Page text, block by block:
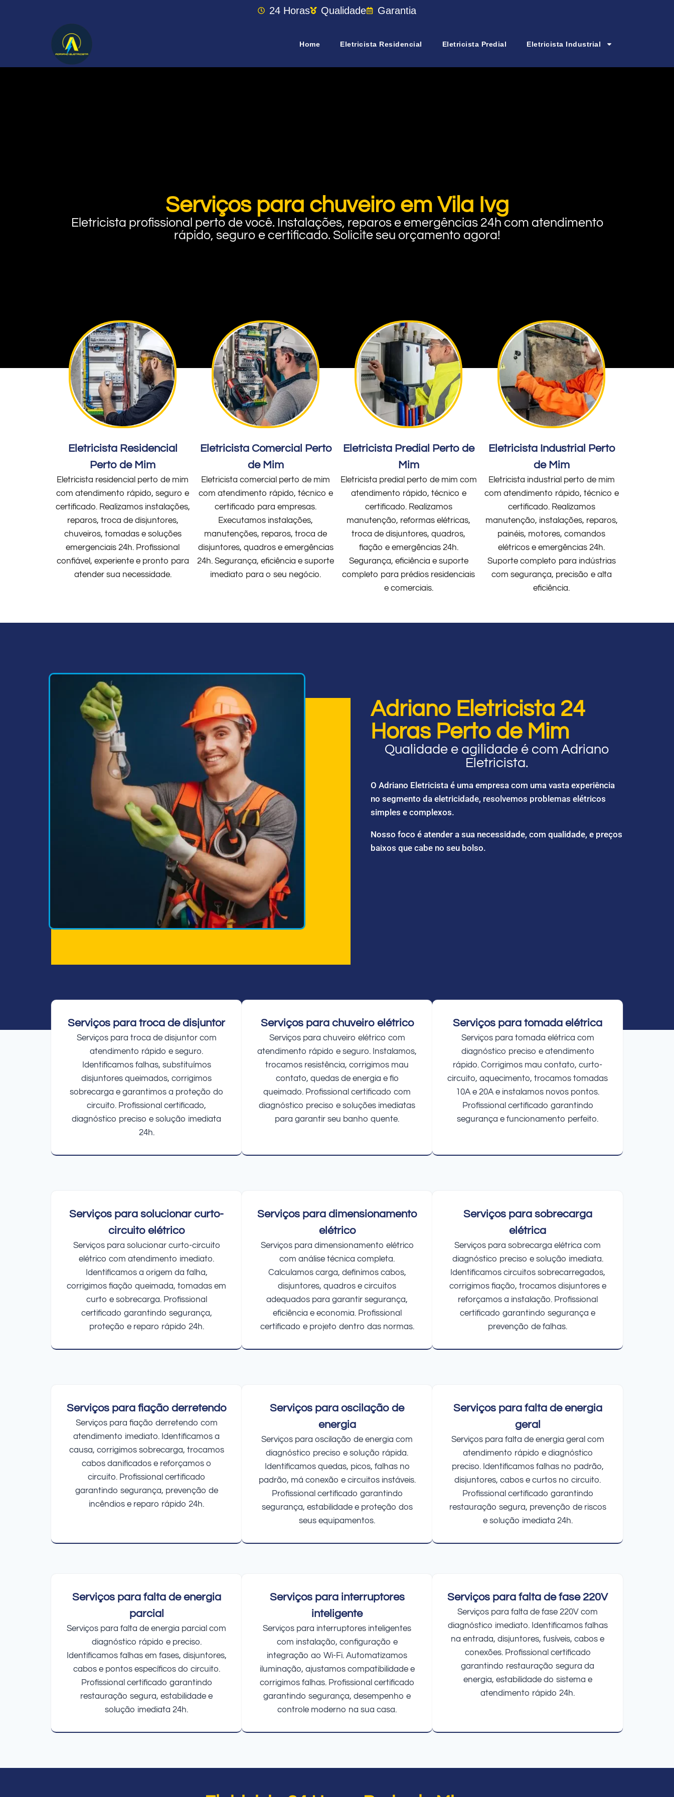
24 Horas Qualidade Garantia
Home Eletricista Residencial Eletricista Predial Eletricista Industrial
Serviços para chuveiro em Vila Ivg
Eletricista profissional perto de você. Instalações, reparos e emergências 24h com atendimento
rápido, seguro e certificado. Solicite seu orçamento agora!
Eletricista Residencial
Perto de Mim
Eletricista residencial perto de mim
com atendimento rápido, seguro e
certificado. Realizamos instalações,
reparos, troca de disjuntores,
chuveiros, tomadas e soluções
emergenciais 24h. Profissional
confiável, experiente e pronto para
atender sua necessidade.
Eletricista Comercial Perto
de Mim
Eletricista comercial perto de mim
com atendimento rápido, técnico e
certificado para empresas.
Executamos instalações,
manutenções, reparos, troca de
disjuntores, quadros e emergências
24h. Segurança, eficiência e suporte
imediato para o seu negócio.
Eletricista Predial Perto de
Mim
Eletricista predial perto de mim com
atendimento rápido, técnico e
certificado. Realizamos
manutenção, reformas elétricas,
troca de disjuntores, quadros,
fiação e emergências 24h.
Segurança, eficiência e suporte
completo para prédios residenciais
e comerciais.
Eletricista Industrial Perto
de Mim
Eletricista industrial perto de mim
com atendimento rápido, técnico e
certificado. Realizamos
manutenção, instalações, reparos,
painéis, motores, comandos
elétricos e emergências 24h.
Suporte completo para indústrias
com segurança, precisão e alta
eficiência.
Adriano Eletricista 24
Horas Perto de Mim
Qualidade e agilidade é com Adriano
Eletricista.
O Adriano Eletricista é uma empresa com uma vasta experiência
no segmento da eletricidade, resolvemos problemas elétricos
simples e complexos.
Nosso foco é atender a sua necessidade, com qualidade, e preços
baixos que cabe no seu bolso.
Serviços para troca de disjuntor
Serviços para troca de disjuntor com
atendimento rápido e seguro.
Identificamos falhas, substituímos
disjuntores queimados, corrigimos
sobrecarga e garantimos a proteção do
circuito. Profissional certificado,
diagnóstico preciso e solução imediata
24h.
Serviços para chuveiro elétrico
Serviços para chuveiro elétrico com
atendimento rápido e seguro. Instalamos,
trocamos resistência, corrigimos mau
contato, quedas de energia e fio
queimado. Profissional certificado com
diagnóstico preciso e soluções imediatas
para garantir seu banho quente.
Serviços para tomada elétrica
Serviços para tomada elétrica com
diagnóstico preciso e atendimento
rápido. Corrigimos mau contato, curto-
circuito, aquecimento, trocamos tomadas
10A e 20A e instalamos novos pontos.
Profissional certificado garantindo
segurança e funcionamento perfeito.
Serviços para solucionar curto-
circuito elétrico
Serviços para solucionar curto-circuito
elétrico com atendimento imediato.
Identificamos a origem da falha,
corrigimos fiação queimada, tomadas em
curto e sobrecarga. Profissional
certificado garantindo segurança,
proteção e reparo rápido 24h.
Serviços para dimensionamento
elétrico
Serviços para dimensionamento elétrico
com análise técnica completa.
Calculamos carga, definimos cabos,
disjuntores, quadros e circuitos
adequados para garantir segurança,
eficiência e economia. Profissional
certificado e projeto dentro das normas.
Serviços para sobrecarga
elétrica
Serviços para sobrecarga elétrica com
diagnóstico preciso e solução imediata.
Identificamos circuitos sobrecarregados,
corrigimos fiação, trocamos disjuntores e
reforçamos a instalação. Profissional
certificado garantindo segurança e
prevenção de falhas.
Serviços para fiação derretendo
Serviços para fiação derretendo com
atendimento imediato. Identificamos a
causa, corrigimos sobrecarga, trocamos
cabos danificados e reforçamos o
circuito. Profissional certificado
garantindo segurança, prevenção de
incêndios e reparo rápido 24h.
Serviços para oscilação de
energia
Serviços para oscilação de energia com
diagnóstico preciso e solução rápida.
Identificamos quedas, picos, falhas no
padrão, má conexão e circuitos instáveis.
Profissional certificado garantindo
segurança, estabilidade e proteção dos
seus equipamentos.
Serviços para falta de energia
geral
Serviços para falta de energia geral com
atendimento rápido e diagnóstico
preciso. Identificamos falhas no padrão,
disjuntores, cabos e curtos no circuito.
Profissional certificado garantindo
restauração segura, prevenção de riscos
e solução imediata 24h.
Serviços para falta de energia
parcial
Serviços para falta de energia parcial com
diagnóstico rápido e preciso.
Identificamos falhas em fases, disjuntores,
cabos e pontos específicos do circuito.
Profissional certificado garantindo
restauração segura, estabilidade e
solução imediata 24h.
Serviços para interruptores
inteligente
Serviços para interruptores inteligentes
com instalação, configuração e
integração ao Wi-Fi. Automatizamos
iluminação, ajustamos compatibilidade e
corrigimos falhas. Profissional certificado
garantindo segurança, desempenho e
controle moderno na sua casa.
Serviços para falta de fase 220V
Serviços para falta de fase 220V com
diagnóstico imediato. Identificamos falhas
na entrada, disjuntores, fusíveis, cabos e
conexões. Profissional certificado
garantindo restauração segura da
energia, estabilidade do sistema e
atendimento rápido 24h.